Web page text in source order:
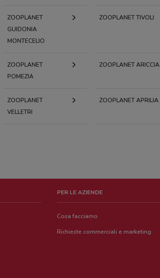
ZOOPLANET
GUIDONIA
MONTECELIO
ZOOPLANET TIVOLI
ZOOPLANET
POMEZIA
ZOOPLANET ARICCIA
ZOOPLANET
VELLETRI
ZOOPLANET APRILIA
PER LE AZIENDE
Cosa facciamo
Richieste commerciali e marketing